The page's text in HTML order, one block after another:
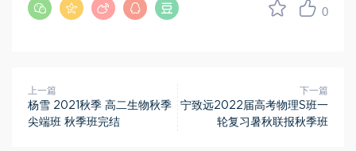
0
上一篇
杨雪 2021秋季 高二生物秋季
尖端班 秋季班完结
下一篇
宁致远2022届高考物理S班一
轮复习暑秋联报秋季班